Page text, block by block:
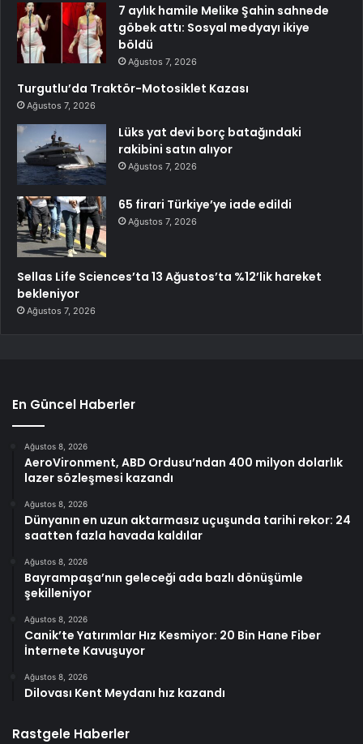
7 aylık hamile Melike Şahin sahnede
göbek attı: Sosyal medyayı ikiye
böldü
Ağustos 7, 2026
Turgutlu’da Traktör-Motosiklet Kazası
Ağustos 7, 2026
Lüks yat devi borç batağındaki
rakibini satın alıyor
Ağustos 7, 2026
65 firari Türkiye’ye iade edildi
Ağustos 7, 2026
Sellas Life Sciences’ta 13 Ağustos’ta %12’lik hareket
bekleniyor
Ağustos 7, 2026
En Güncel Haberler
Ağustos 8, 2026
AeroVironment, ABD Ordusu’ndan 400 milyon dolarlık
lazer sözleşmesi kazandı
Ağustos 8, 2026
Dünyanın en uzun aktarmasız uçuşunda tarihi rekor: 24
saatten fazla havada kaldılar
Ağustos 8, 2026
Bayrampaşa’nın geleceği ada bazlı dönüşümle
şekilleniyor
Ağustos 8, 2026
Canik’te Yatırımlar Hız Kesmiyor: 20 Bin Hane Fiber
İnternete Kavuşuyor
Ağustos 8, 2026
Dilovası Kent Meydanı hız kazandı
Rastgele Haberler